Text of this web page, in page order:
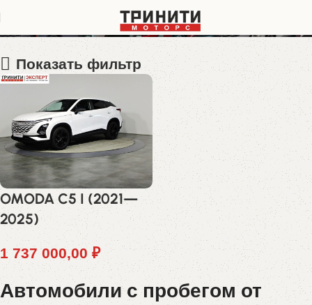
LVVDB21B7ND362131
Показать фильтр
OMODA C5 I (2021—
2025)
1 737 000,00 ₽
Автомобили с пробегом от